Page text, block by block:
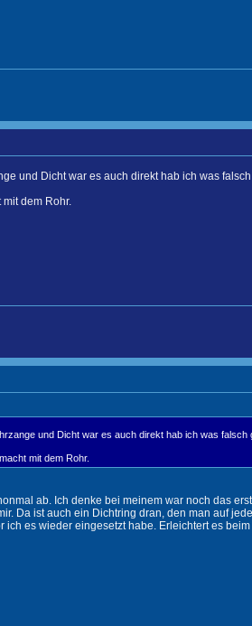
und Dicht war es auch direkt hab ich was
dem Rohr.
und Dicht war es auch direkt hab ich was falsch
mit dem Rohr.
ab. Ich denke bei meinem war noch das
Da ist auch ein Dichtring dran, den man auf
es wieder eingesetzt habe. Erleichtert es